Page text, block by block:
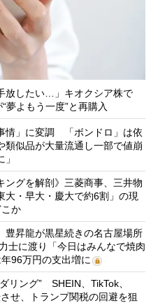
放したい…」キオクシア株で
夢よもう一度”と再購入
情」に変調 「ボンドロ」は依
類似品が大量流通し一部で値崩
ングを解剖》三菱商事、三井物
大・早大・慶大で約6割」の現
か
豊昇龍が黒星続きの名古屋場所
士に渡り「今日はみんなで焼肉
96万円の支出増に
リング” SHEIN、TikTok、
せ、トランプ関税の回避を狙